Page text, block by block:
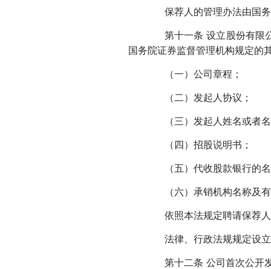
保荐人的管理办法由国务
第十一条 设立股份有限公
国务院证券监督管理机构规定的
（一）公司章程；
（二）发起人协议；
（三）发起人姓名或者名
（四）招股说明书；
（五）代收股款银行的名
（六）承销机构名称及有
依照本法规定聘请保荐人
法律、行政法规规定设立
第十二条 公司首次公开